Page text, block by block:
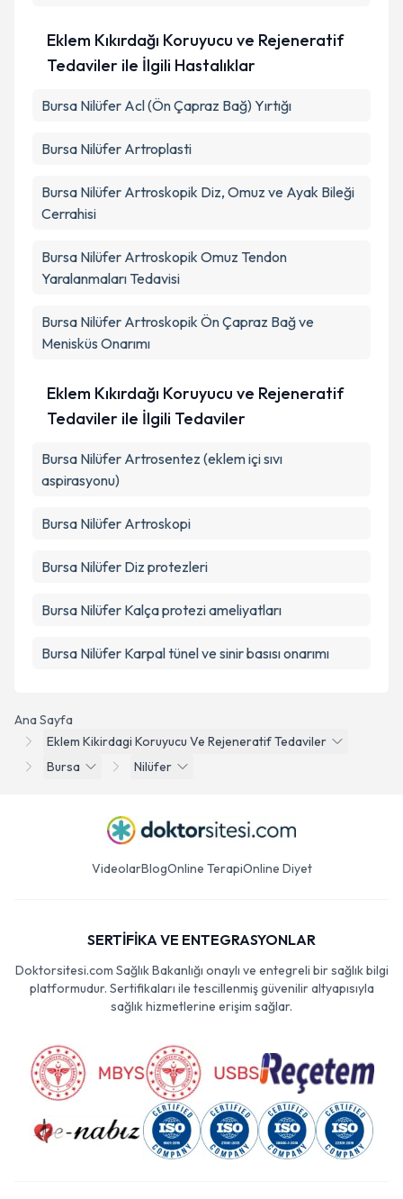
Ana Sayfa
Eklem Kikirdagi Koruyucu Ve Rejeneratif Tedaviler
Bursa
Nilüfer
Eklem Kıkırdağı Koruyucu ve Rejeneratif
Tedaviler ile İlgili Hastalıklar
Bursa Nilüfer Acl (Ön Çapraz Bağ) Yırtığı
Bursa Nilüfer Artroplasti
Bursa Nilüfer Artroskopik Diz, Omuz ve Ayak Bileği
Cerrahisi
Bursa Nilüfer Artroskopik Omuz Tendon
Yaralanmaları Tedavisi
Bursa Nilüfer Artroskopik Ön Çapraz Bağ ve
Menisküs Onarımı
Eklem Kıkırdağı Koruyucu ve Rejeneratif
Tedaviler ile İlgili Tedaviler
Bursa Nilüfer Artrosentez (eklem içi sıvı
aspirasyonu)
Bursa Nilüfer Artroskopi
Bursa Nilüfer Diz protezleri
Bursa Nilüfer Kalça protezi ameliyatları
Bursa Nilüfer Karpal tünel ve sinir basısı onarımı
VideolarBlogOnline TerapiOnline Diyet
SERTİFİKA VE ENTEGRASYONLAR
Doktorsitesi.com Sağlık Bakanlığı onaylı ve entegreli bir sağlık bilgi
platformudur. Sertifikaları ile tescillenmiş güvenilir altyapısıyla
sağlık hizmetlerine erişim sağlar.